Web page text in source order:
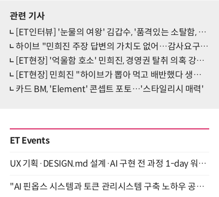
관련 기사
[ET인터뷰] '눈물의 여왕' 김갑수, '품격있는 소탈함, 팔색조 원조 죽사남'(종합)
하이브 "민희진 주장 답변의 가치도 없어…감사요구 응하고 아티스트 가치 훼손 마라"
[ET현장] '억울함 호소' 민희진, 경영권 탈취 의혹 강력 반박…하이브 떠날지는 "나도 몰라"
[ET현장] 민희진 "하이브가 뽑아 먹고 배반했다 생각…날 버리는게 오히려 배임"
카드 BM, 'Element' 콘셉트 포토…'스타일리시 매력'
ET Events
UX 기획·DESIGN.md 설계·AI 구현 전 과정 1-day 워크숍 with Claude Code·Codex 9월 15일 개최
"AI 핀옵스 시스템과 토큰 관리시스템 구축 노하우 공개" 잠실 한국광고문화회관 2층 대회의실 (8/21)